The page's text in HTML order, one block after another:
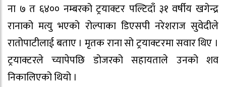
ना ७ त ६४०० नम्बरको ट्रयाक्टर पल्टिदाँ ३१ वर्षीय खगेन्द्र
रानाको मत्यु भएको रोल्पाका डिएसपी नरेशराज सुवेदीले
रातोपाटीलाई बताए । मृतक राना सो ट्रयाक्टरमा सवार थिए ।
ट्रयाक्टरले च्यापेपछि डोजरको सहायताले उनको शव
निकालिएको थियो ।